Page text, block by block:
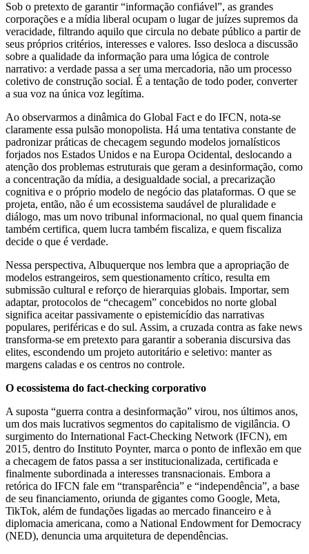
Sob o pretexto de garantir “informação confiável”, as grandes
corporações e a mídia liberal ocupam o lugar de juízes supremos da
veracidade, filtrando aquilo que circula no debate público a partir de
seus próprios critérios, interesses e valores. Isso desloca a discussão
sobre a qualidade da informação para uma lógica de controle
narrativo: a verdade passa a ser uma mercadoria, não um processo
coletivo de construção social. É a tentação de todo poder, converter
a sua voz na única voz legítima.
Ao observarmos a dinâmica do Global Fact e do IFCN, nota-se
claramente essa pulsão monopolista. Há uma tentativa constante de
padronizar práticas de checagem segundo modelos jornalísticos
forjados nos Estados Unidos e na Europa Ocidental, deslocando a
atenção dos problemas estruturais que geram a desinformação, como
a concentração da mídia, a desigualdade social, a precarização
cognitiva e o próprio modelo de negócio das plataformas. O que se
projeta, então, não é um ecossistema saudável de pluralidade e
diálogo, mas um novo tribunal informacional, no qual quem financia
também certifica, quem lucra também fiscaliza, e quem fiscaliza
decide o que é verdade.
Nessa perspectiva, Albuquerque nos lembra que a apropriação de
modelos estrangeiros, sem questionamento crítico, resulta em
submissão cultural e reforço de hierarquias globais. Importar, sem
adaptar, protocolos de “checagem” concebidos no norte global
significa aceitar passivamente o epistemicídio das narrativas
populares, periféricas e do sul. Assim, a cruzada contra as fake news
transforma-se em pretexto para garantir a soberania discursiva das
elites, escondendo um projeto autoritário e seletivo: manter as
margens caladas e os centros no controle.
O ecossistema do fact-checking corporativo
A suposta “guerra contra a desinformação” virou, nos últimos anos,
um dos mais lucrativos segmentos do capitalismo de vigilância. O
surgimento do International Fact-Checking Network (IFCN), em
2015, dentro do Instituto Poynter, marca o ponto de inflexão em que
a checagem de fatos passa a ser institucionalizada, certificada e
finalmente subordinada a interesses transnacionais. Embora a
retórica do IFCN fale em “transparência” e “independência”, a base
de seu financiamento, oriunda de gigantes como Google, Meta,
TikTok, além de fundações ligadas ao mercado financeiro e à
diplomacia americana, como a National Endowment for Democracy
(NED), denuncia uma arquitetura de dependências.